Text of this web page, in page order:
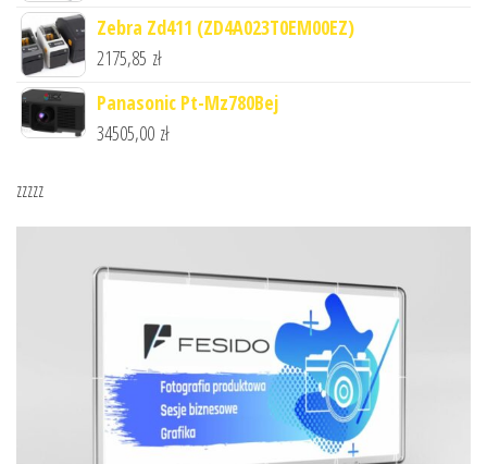
Zebra Zd411 (ZD4A023T0EM00EZ)
2175,85 zł
Panasonic Pt-Mz780Bej
34505,00 zł
zzzzz